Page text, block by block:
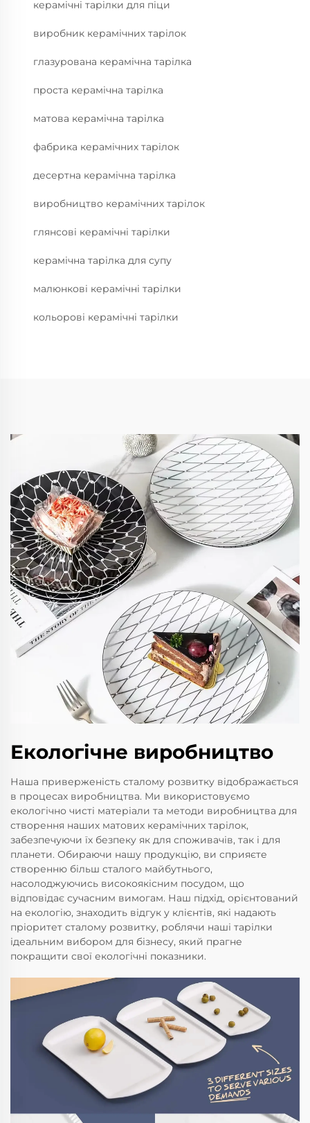
керамічні тарілки для піци
виробник керамічних тарілок
глазурована керамічна тарілка
проста керамічна тарілка
матова керамічна тарілка
фабрика керамічних тарілок
десертна керамічна тарілка
виробництво керамічних тарілок
глянсові керамічні тарілки
керамічна тарілка для супу
малюнкові керамічні тарілки
кольорові керамічні тарілки
Екологічне виробництво
Наша приверженість сталому розвитку відображається
в процесах виробництва. Ми використовуємо
екологічно чисті матеріали та методи виробництва для
створення наших матових керамічних тарілок,
забезпечуючи їх безпеку як для споживачів, так і для
планети. Обираючи нашу продукцію, ви сприяєте
створенню більш сталого майбутнього,
насолоджуючись високоякісним посудом, що
відповідає сучасним вимогам. Наш підхід, орієнтований
на екологію, знаходить відгук у клієнтів, які надають
пріоритет сталому розвитку, роблячи наші тарілки
ідеальним вибором для бізнесу, який прагне
покращити свої екологічні показники.